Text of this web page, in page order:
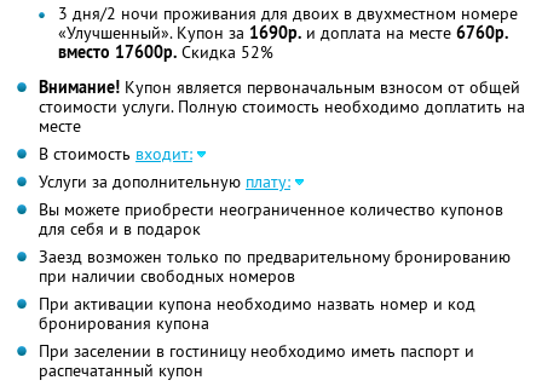
3 дня/2 ночи проживания для двоих в двухместном номере
«Улучшенный». Купон за 1690р. и доплата на месте 6760р.
вместо 17600р. Скидка 52%
Внимание! Купон является первоначальным взносом от общей
стоимости услуги. Полную стоимость необходимо доплатить на
месте
В стоимость входит:
Услуги за дополнительную плату:
Вы можете приобрести неограниченное количество купонов
для себя и в подарок
Заезд возможен только по предварительному бронированию
при наличии свободных номеров
При активации купона необходимо назвать номер и код
бронирования купона
При заселении в гостиницу необходимо иметь паспорт и
распечатанный купон